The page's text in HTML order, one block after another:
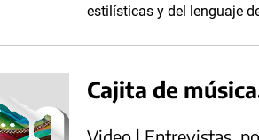
estilísticas y del lenguaje
Cajita de